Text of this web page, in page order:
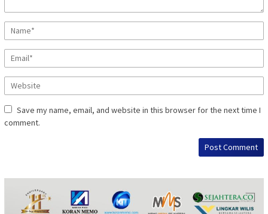
Save my name, email, and website in this browser for the next time I
comment.